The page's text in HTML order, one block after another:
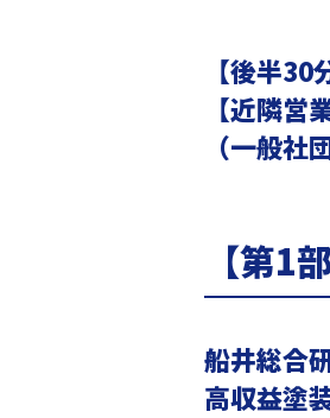
【後半30
【近隣
（一般社
【第1
船井総合
高収益塗